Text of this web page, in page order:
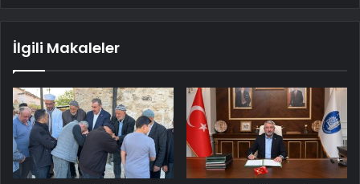
İlgili Makaleler